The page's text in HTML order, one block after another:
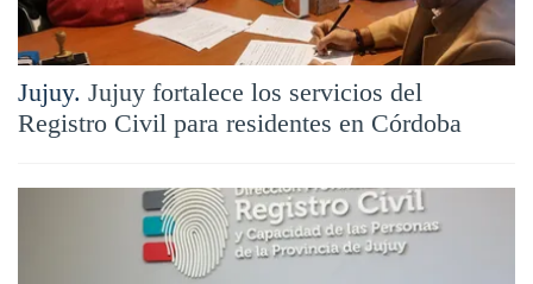
Jujuy. Jujuy fortalece los servicios del
Registro Civil para residentes en Córdoba